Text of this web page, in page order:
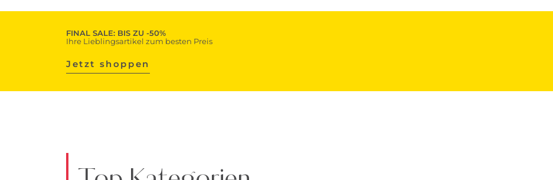
FINAL SALE: BIS ZU -50%
Ihre Lieblingsartikel zum besten Preis
Jetzt shoppen